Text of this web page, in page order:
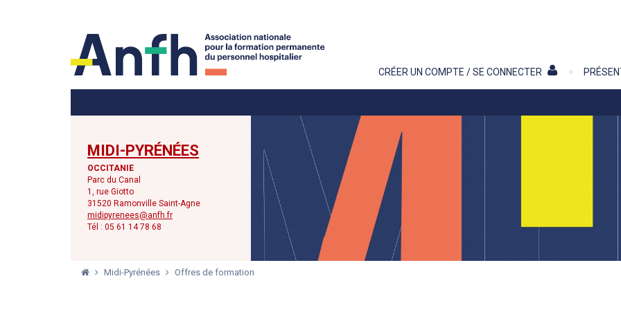
CRÉER UN COMPTE / SE CONNECTER
MIDI-PYRÉNÉES
OCCITANIE
Parc du Canal
1, rue Giotto
31520 Ramonville Saint-Agne
midipyrenees@anfh.fr
Tél : 05 61 14 78 68
Midi-Pyrénées Offres de formation